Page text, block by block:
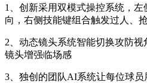
1、创新采用双模式操控系统，
向，右侧技能键组合触发过人、
2、动态镜头系统智能切换攻防
镜头增强临场感
3、独创的团队AI系统让每位球